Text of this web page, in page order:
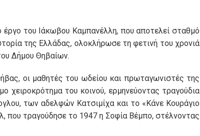
του Ιάκωβου Καμπανέλλη, που αποτελεί σταθμό
της Ελλάδας, ολοκλήρωσε τη φετινή του χρονιά
Δήμου Θηβαίων.
οι μαθητές του ωδείου και πρωταγωνιστές της
του κοινού, ερμηνεύοντας τραγούδια
των αδελφών Κατσιμίχα και το «Κάνε Κουράγιο
που τραγούδησε το 1947 η Σοφία Βέμπο, στέλνοντας